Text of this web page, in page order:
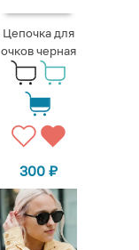
Цепочка для
очков черная
300 ₽